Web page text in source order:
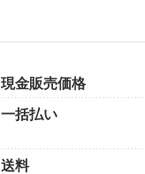
現金販売価格
一括払い
送料